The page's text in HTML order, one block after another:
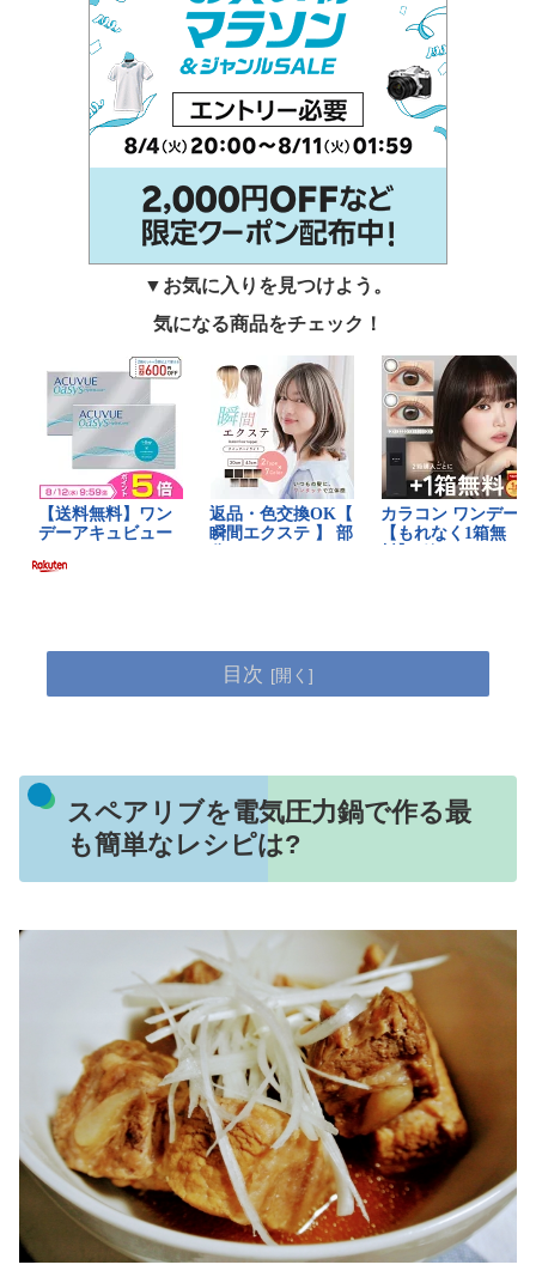
▼お気に入りを見つけよう。
気になる商品をチェック！
目次
スペアリブを電気圧力鍋で作る最
も簡単なレシピは?